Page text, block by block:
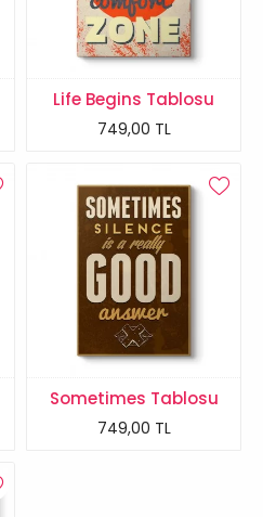
Life Begins Tablosu
749,00 TL
Sometimes Tablosu
749,00 TL